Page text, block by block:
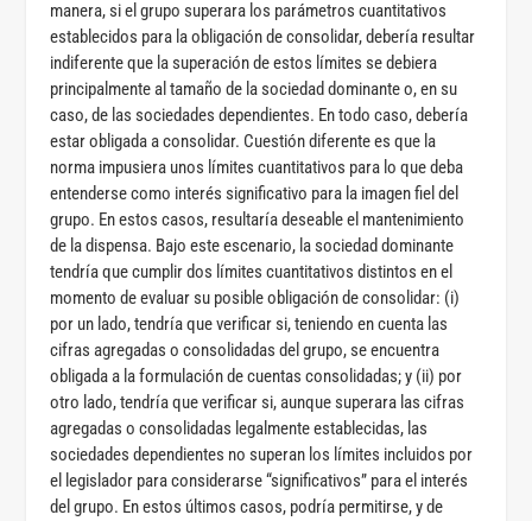
manera, si el grupo superara los parámetros cuantitativos
establecidos para la obligación de consolidar, debería resultar
indiferente que la superación de estos límites se debiera
principalmente al tamaño de la sociedad dominante o, en su
caso, de las sociedades dependientes. En todo caso, debería
estar obligada a consolidar. Cuestión diferente es que la
norma impusiera unos límites cuantitativos para lo que deba
entenderse como interés significativo para la imagen fiel del
grupo. En estos casos, resultaría deseable el mantenimiento
de la dispensa. Bajo este escenario, la sociedad dominante
tendría que cumplir dos límites cuantitativos distintos en el
momento de evaluar su posible obligación de consolidar: (i)
por un lado, tendría que verificar si, teniendo en cuenta las
cifras agregadas o consolidadas del grupo, se encuentra
obligada a la formulación de cuentas consolidadas; y (ii) por
otro lado, tendría que verificar si, aunque superara las cifras
agregadas o consolidadas legalmente establecidas, las
sociedades dependientes no superan los límites incluidos por
el legislador para considerarse “significativos” para el interés
del grupo. En estos últimos casos, podría permitirse, y de